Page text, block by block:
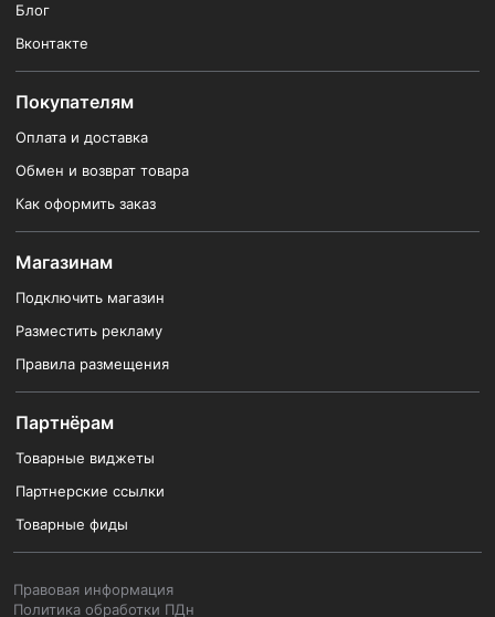
Блог
Вконтакте
Покупателям
Оплата и доставка
Обмен и возврат товара
Как оформить заказ
Магазинам
Подключить магазин
Разместить рекламу
Правила размещения
Партнёрам
Товарные виджеты
Партнерские ссылки
Товарные фиды
Правовая информация
Политика обработки ПДн